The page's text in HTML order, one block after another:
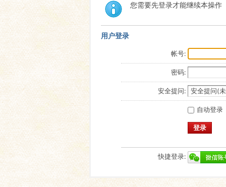
您需要先登录才能继续本操作
用户登录
帐号:
密码:
安全提问:
自动登录
登录
快捷登录: